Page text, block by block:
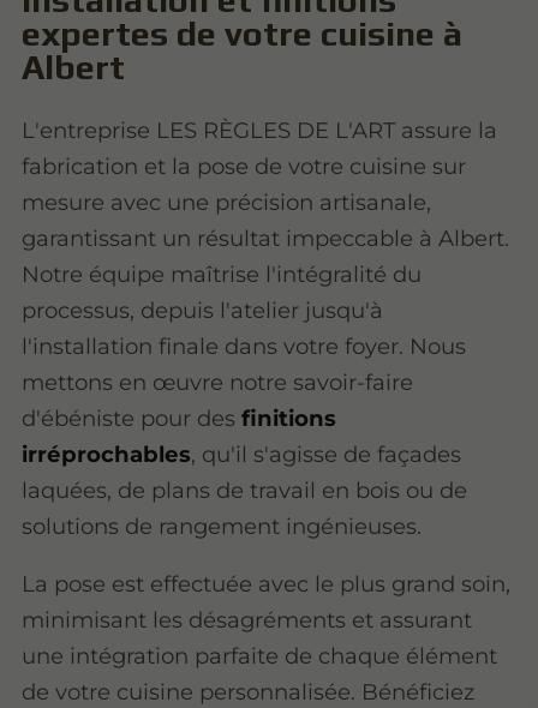
expertes de votre cuisine à
Albert
L'entreprise LES RÈGLES DE L'ART assure la
fabrication et la pose de votre cuisine sur
mesure avec une précision artisanale,
garantissant un résultat impeccable à Albert.
Notre équipe maîtrise l'intégralité du
processus, depuis l'atelier jusqu'à
l'installation finale dans votre foyer. Nous
mettons en œuvre notre savoir-faire
d'ébéniste pour des finitions
irréprochables, qu'il s'agisse de façades
laquées, de plans de travail en bois ou de
solutions de rangement ingénieuses.
La pose est effectuée avec le plus grand soin,
minimisant les désagréments et assurant
une intégration parfaite de chaque élément
de votre cuisine personnalisée. Bénéficiez